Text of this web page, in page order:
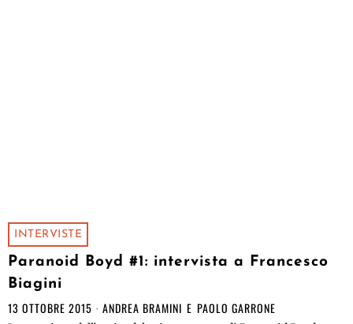
INTERVISTE
Paranoid Boyd #1: intervista a Francesco
Biagini
13 OTTOBRE 2015 ANDREA BRAMINI E PAOLO GARRONE